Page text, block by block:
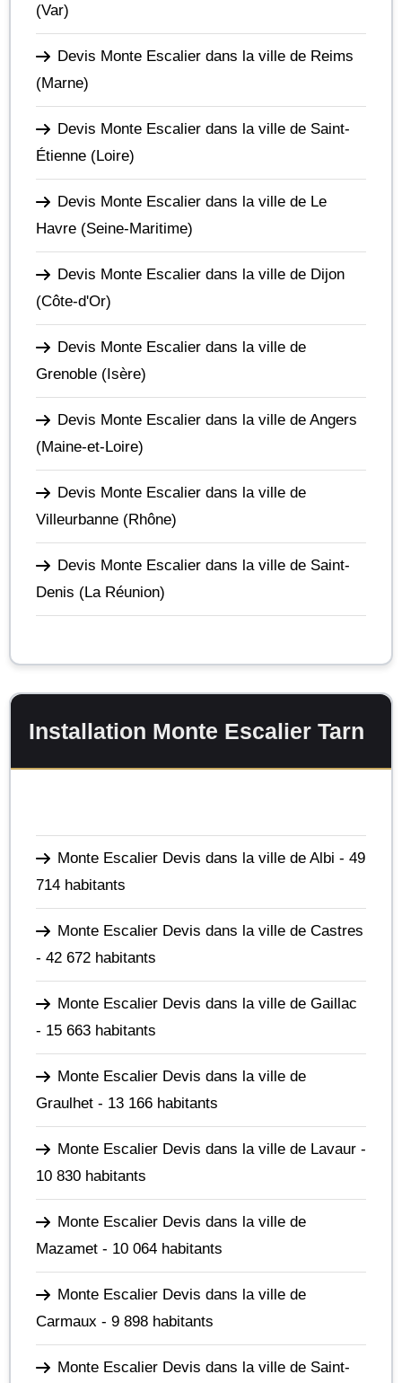
(Var)
Devis Monte Escalier dans la ville de Reims
(Marne)
Devis Monte Escalier dans la ville de Saint-
Étienne (Loire)
Devis Monte Escalier dans la ville de Le
Havre (Seine-Maritime)
Devis Monte Escalier dans la ville de Dijon
(Côte-d'Or)
Devis Monte Escalier dans la ville de
Grenoble (Isère)
Devis Monte Escalier dans la ville de Angers
(Maine-et-Loire)
Devis Monte Escalier dans la ville de
Villeurbanne (Rhône)
Devis Monte Escalier dans la ville de Saint-
Denis (La Réunion)
Installation Monte Escalier Tarn
Monte Escalier Devis dans la ville de Albi - 49
714 habitants
Monte Escalier Devis dans la ville de Castres
- 42 672 habitants
Monte Escalier Devis dans la ville de Gaillac
- 15 663 habitants
Monte Escalier Devis dans la ville de
Graulhet - 13 166 habitants
Monte Escalier Devis dans la ville de Lavaur -
10 830 habitants
Monte Escalier Devis dans la ville de
Mazamet - 10 064 habitants
Monte Escalier Devis dans la ville de
Carmaux - 9 898 habitants
Monte Escalier Devis dans la ville de Saint-